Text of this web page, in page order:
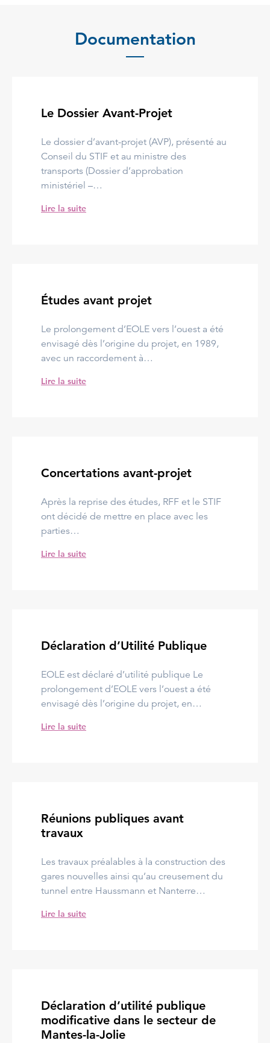
Documentation
Le Dossier Avant-Projet
Le dossier d’avant-projet (AVP), présenté au
Conseil du STIF et au ministre des
transports (Dossier d’approbation
ministériel –…
Lire la suite
Études avant projet
Le prolongement d’EOLE vers l’ouest a été
envisagé dès l’origine du projet, en 1989,
avec un raccordement à…
Lire la suite
Concertations avant-projet
Après la reprise des études, RFF et le STIF
ont décidé de mettre en place avec les
parties…
Lire la suite
Déclaration d’Utilité Publique
EOLE est déclaré d’utilité publique Le
prolongement d’EOLE vers l’ouest a été
envisagé dès l’origine du projet, en…
Lire la suite
Réunions publiques avant
travaux
Les travaux préalables à la construction des
gares nouvelles ainsi qu’au creusement du
tunnel entre Haussmann et Nanterre…
Lire la suite
Déclaration d’utilité publique
modificative dans le secteur de
Mantes-la-Jolie